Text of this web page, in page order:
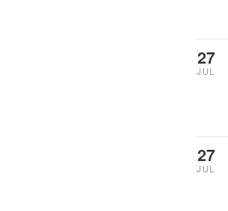
27
JUL
27
JUL